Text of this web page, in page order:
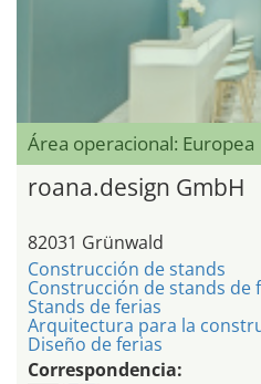
Área operacional: Europea
roana.design GmbH
82031 Grünwald
Construcción de stands
Construcción de stands de
Stands de ferias
Arquitectura para la
Diseño de ferias
Correspondencia: